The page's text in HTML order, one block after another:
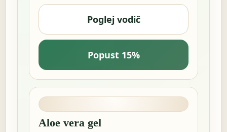
Poglej vodič
Popust 15%
Aloe vera gel